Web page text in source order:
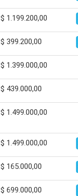
$ 1.199.200,00
$ 399.200,00
$ 1.399.000,00
$ 439.000,00
$ 1.499.000,00
$ 1.499.000,00
$ 165.000,00
$ 699.000,00